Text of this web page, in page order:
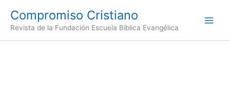
contenido
Compromiso Cristiano
Revista de la Fundación Escuela Bíblica Evangélica